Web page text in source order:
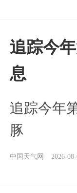
追踪今
息
追踪今年
豚
中国天气网 2026-